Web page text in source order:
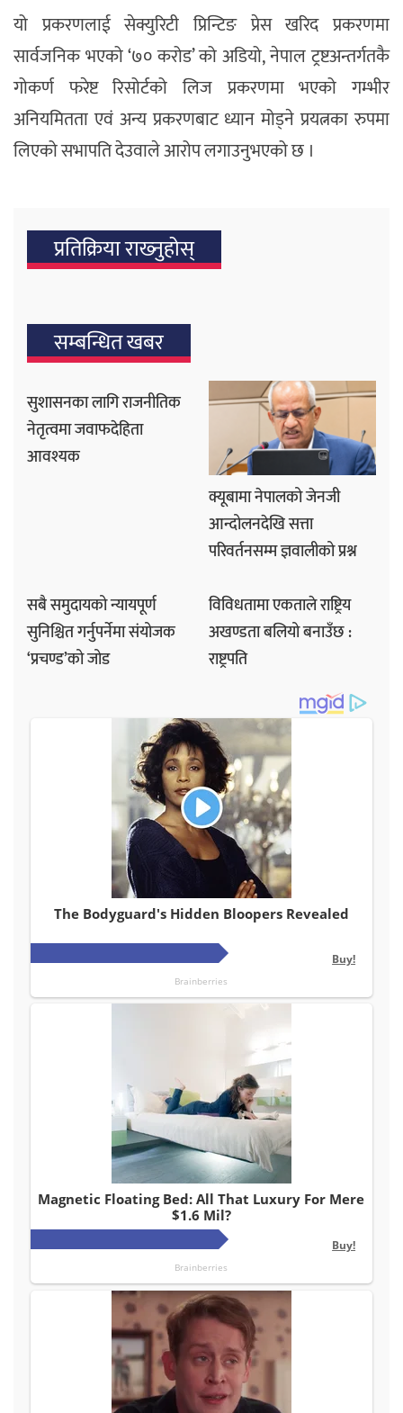
यो प्रकरणलाई सेक्युरिटी प्रिन्टिङ प्रेस खरिद प्रकरणमा
सार्वजनिक भएको ‘७० करोड’ को अडियो, नेपाल ट्रष्टअन्तर्गतकै
गोकर्ण फरेष्ट रिसोर्टको लिज प्रकरणमा भएको गम्भीर
अनियमितता एवं अन्य प्रकरणबाट ध्यान मोड्ने प्रयत्नका रुपमा
लिएको सभापति देउवाले आरोप लगाउनुभएको छ ।
प्रतिक्रिया राख्‍नुहोस्
सम्बन्धित खबर
सुशासनका लागि राजनीतिक
नेतृत्वमा जवाफदेहिता
आवश्यक
क्यूबामा नेपालको जेनजी
आन्दोलनदेखि सत्ता
परिवर्तनसम्म ज्ञवालीको प्रश्न
सबै समुदायको न्यायपूर्ण
सुनिश्चित गर्नुपर्नेमा संयोजक
‘प्रचण्ड’को जोड
विविधतामा एकताले राष्ट्रिय
अखण्डता बलियो बनाउँछ :
राष्ट्रपति